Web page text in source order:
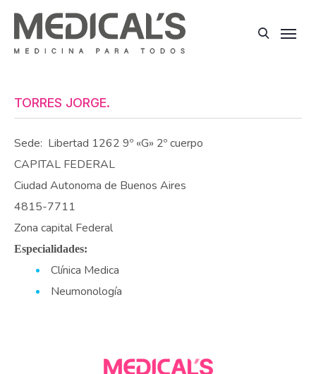
TORRES JORGE.
Sede: Libertad 1262 9º «G» 2º cuerpo
CAPITAL FEDERAL
Ciudad Autonoma de Buenos Aires
4815-7711
Zona capital Federal
Especialidades:
Clínica Medica
Neumonología